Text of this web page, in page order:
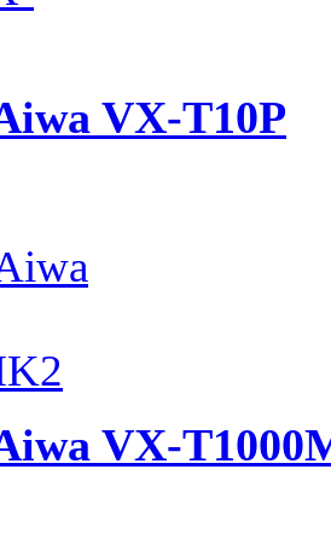
VX-T10P
VX-